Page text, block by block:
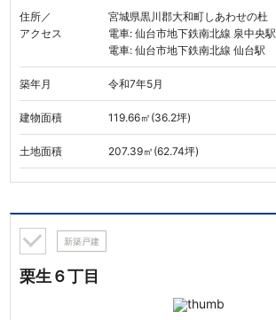
住所／
アクセス
宮城県黒川郡大和町しあわせの杜
電車: 仙台市地下鉄南北線 泉中央駅
電車: 仙台市地下鉄南北線 仙台駅
築年月 令和7年5月
建物面積 119.66㎡(36.2坪)
土地面積 207.39㎡(62.74坪)
新築戸建
栗生６丁目